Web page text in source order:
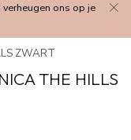
ons op je
ZWART
THE HILLS